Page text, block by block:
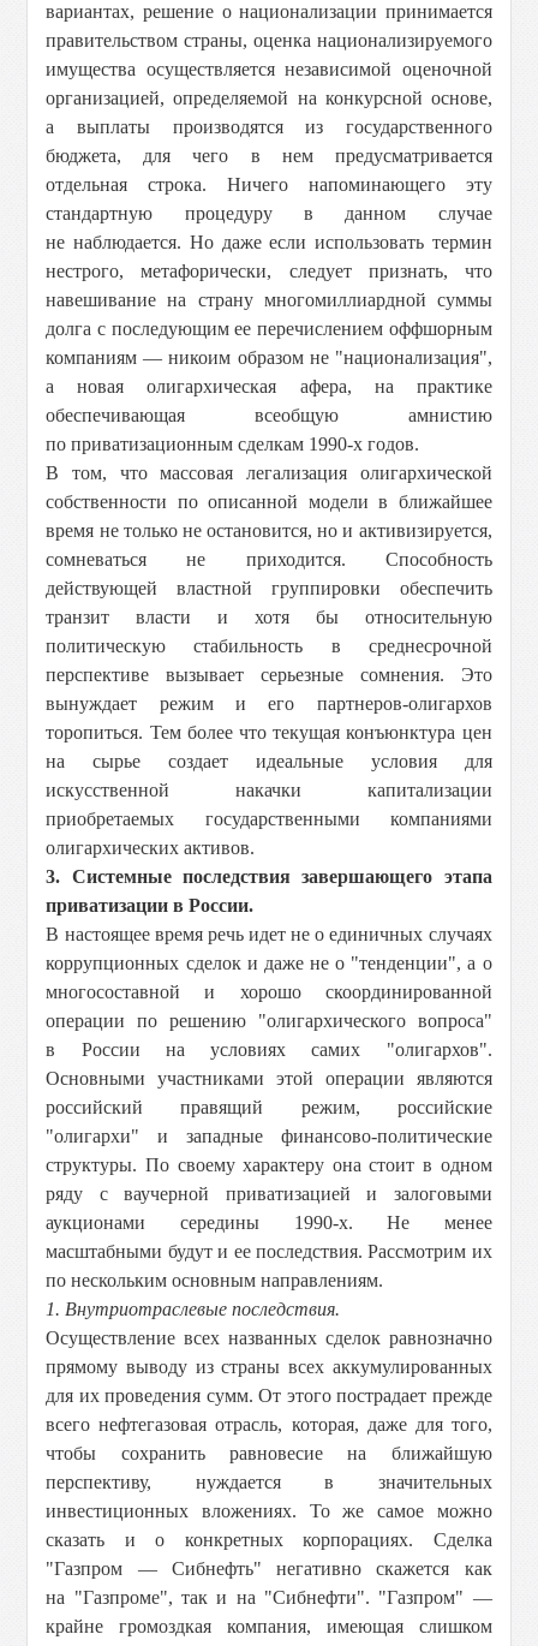
вариантах, решение о национализации принимается
правительством страны, оценка национализируемого
имущества осуществляется независимой оценочной
организацией, определяемой на конкурсной основе,
а выплаты производятся из государственного
бюджета, для чего в нем предусматривается
отдельная строка. Ничего напоминающего эту
стандартную процедуру в данном случае
не наблюдается. Но даже если использовать термин
нестрого, метафорически, следует признать, что
навешивание на страну многомиллиардной суммы
долга с последующим ее перечислением оффшорным
компаниям — никоим образом не "национализация",
а новая олигархическая афера, на практике
обеспечивающая всеобщую амнистию
по приватизационным сделкам 1990-х годов.
В том, что массовая легализация олигархической
собственности по описанной модели в ближайшее
время не только не остановится, но и активизируется,
сомневаться не приходится. Способность
действующей властной группировки обеспечить
транзит власти и хотя бы относительную
политическую стабильность в среднесрочной
перспективе вызывает серьезные сомнения. Это
вынуждает режим и его партнеров-олигархов
торопиться. Тем более что текущая конъюнктура цен
на сырье создает идеальные условия для
искусственной накачки капитализации
приобретаемых государственными компаниями
олигархических активов.
3. Системные последствия завершающего этапа
приватизации в России.
В настоящее время речь идет не о единичных случаях
коррупционных сделок и даже не о "тенденции", а о
многосоставной и хорошо скоординированной
операции по решению "олигархического вопроса"
в России на условиях самих "олигархов".
Основными участниками этой операции являются
российский правящий режим, российские
"олигархи" и западные финансово-политические
структуры. По своему характеру она стоит в одном
ряду с ваучерной приватизацией и залоговыми
аукционами середины 1990-х. Не менее
масштабными будут и ее последствия. Рассмотрим их
по нескольким основным направлениям.
1. Внутриотраслевые последствия.
Осуществление всех названных сделок равнозначно
прямому выводу из страны всех аккумулированных
для их проведения сумм. От этого пострадает прежде
всего нефтегазовая отрасль, которая, даже для того,
чтобы сохранить равновесие на ближайшую
перспективу, нуждается в значительных
инвестиционных вложениях. То же самое можно
сказать и о конкретных корпорациях. Сделка
"Газпром — Сибнефть" негативно скажется как
на "Газпроме", так и на "Сибнефти". "Газпром" —
крайне громоздкая компания, имеющая слишком